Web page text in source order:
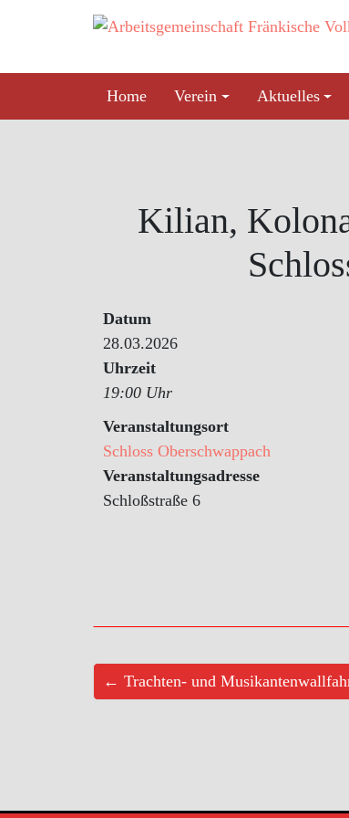
Home
Verein Aktuelles
Kilian,
Datum
28.03.2026
Uhrzeit
19:00 Uhr
Veranstaltungsort
Schloss Oberschwappach
Veranstaltungsadresse
Schloßstraße 6
← Trachten- und